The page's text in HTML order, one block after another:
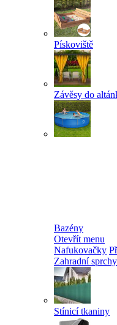
Pískoviště
Závěsy do
Bazény
Otevřít menu
Nafukovačky
Zahradní sprchy
Stínicí tkaniny